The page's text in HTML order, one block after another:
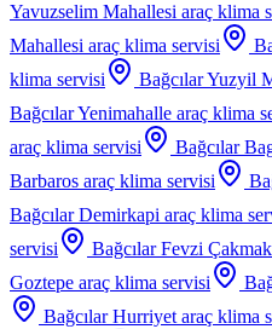
Yavuzselim Mahallesi araç klima
Mahallesi araç klima servisi
klima servisi
Bağcılar Yuzyil
Bağcılar Yenimahalle araç klima
araç klima servisi
Bağcılar
Barbaros araç klima servisi
Bağcılar Demirkapi araç klima
servisi
Bağcılar Fevzi Çakmak
Goztepe araç klima servisi
Bağcılar Hurriyet araç klima